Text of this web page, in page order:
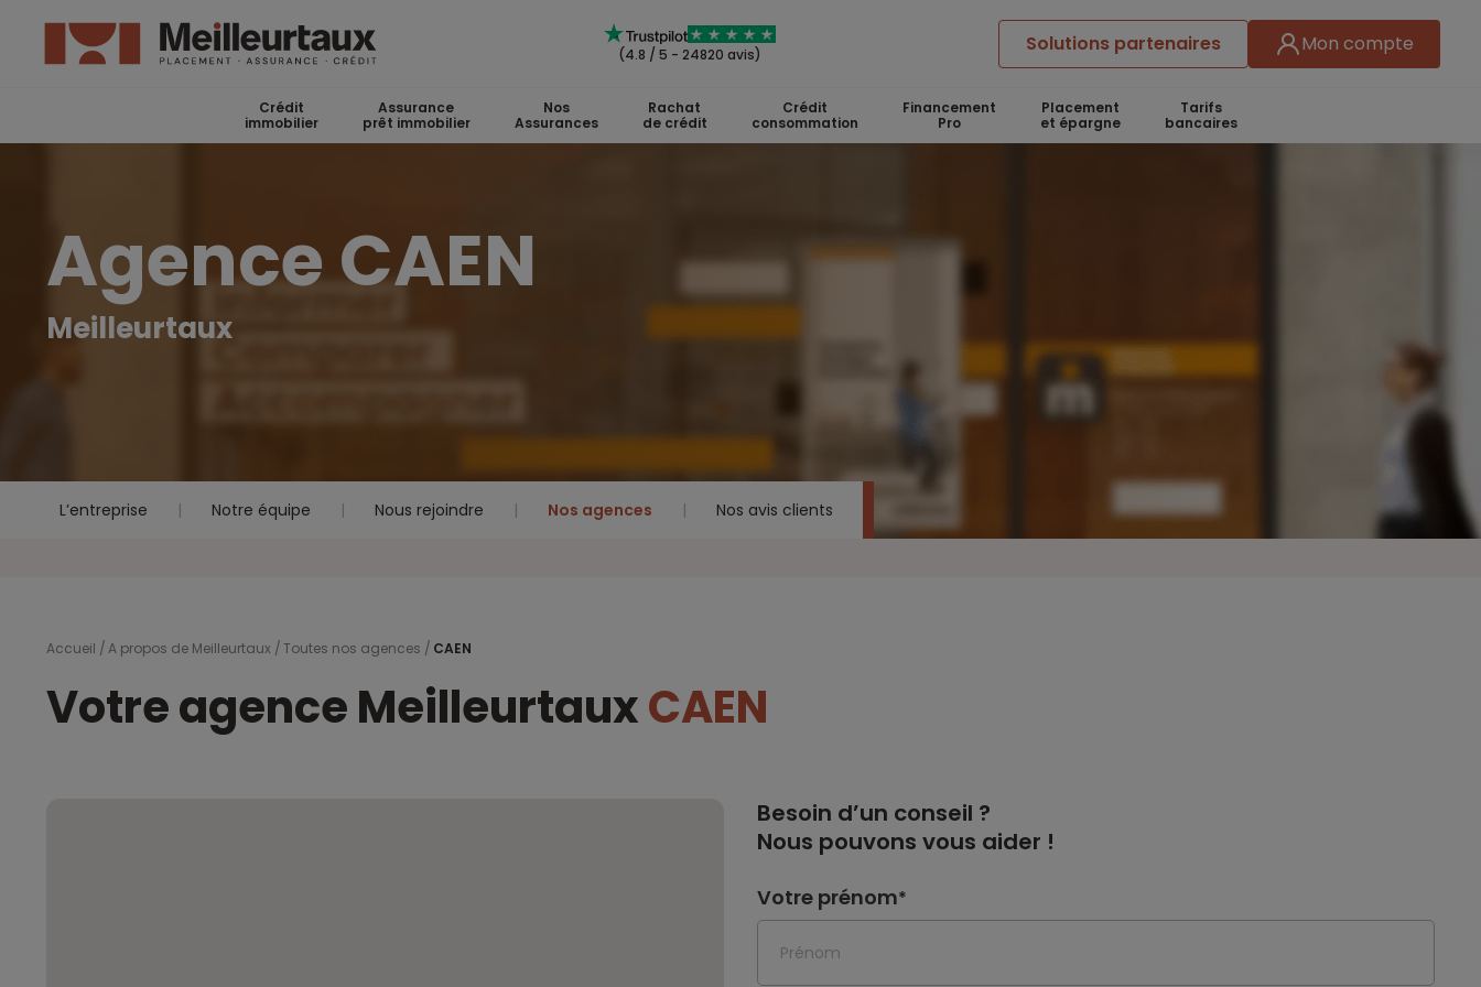
(4.8 / 5 - 24820 avis) Solutions partenaires Mon compte
Crédit
immobilier
Assurance
prêt immobilier
Nos
Assurances
Rachat
de crédit
Crédit
consommation
Financement
Pro
Placement
et épargne
Tarifs
bancaires
Agence CAEN
Meilleurtaux
L’entreprise Notre équipe Nous rejoindre Nos agences Nos avis clients
Accueil A propos de Meilleurtaux Toutes nos agences CAEN
Votre agence MeilleurtauxCAEN
Besoin d’un conseil ?
Nous pouvons vous aider !
Votre prénom*